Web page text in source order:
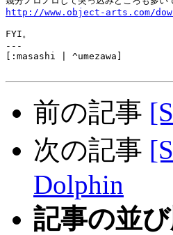
http://www.object-arts.com/
FYI。
---
[:masashi | ^umezawa]
前の記事
次の記事
Dolphin
記事の並